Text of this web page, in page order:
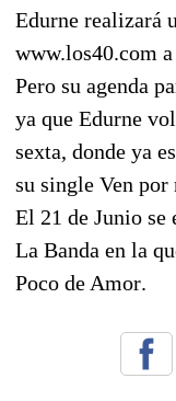
Edurne realizará
www.los40.com
Pero su agenda
ya que Edurne
sexta, donde ya
su single Ven por
El 21 de Junio se
La Banda en la
Poco de Amor.